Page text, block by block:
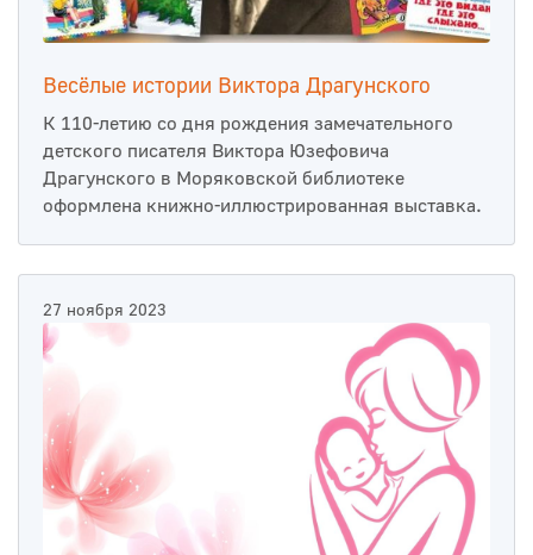
Весёлые истории Виктора Драгунского
К 110-летию со дня рождения замечательного
детского писателя Виктора Юзефовича
Драгунского в Моряковской библиотеке
оформлена книжно-иллюстрированная выставка.
27 ноября 2023